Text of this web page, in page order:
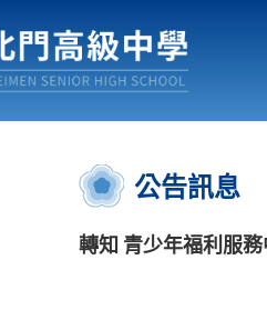
行事曆
:::
公告訊息
轉知 青少年福利服